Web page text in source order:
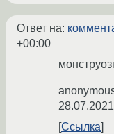
Ответ на:
+00:00
Ссылка